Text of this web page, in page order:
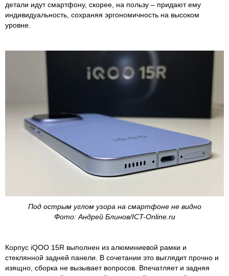
детали идут смартфону, скорее, на пользу – придают ему
индивидуальность, сохраняя эргономичность на высоком
уровне.
Под острым углом узора на смартфоне не видно
Фото: Андрей Блинов/ICT-Online.ru
Корпус iQOO 15R выполнен из алюминиевой рамки и
стеклянной задней панели. В сочетании это выглядит прочно и
изящно, сборка не вызывает вопросов. Впечатляет и задняя